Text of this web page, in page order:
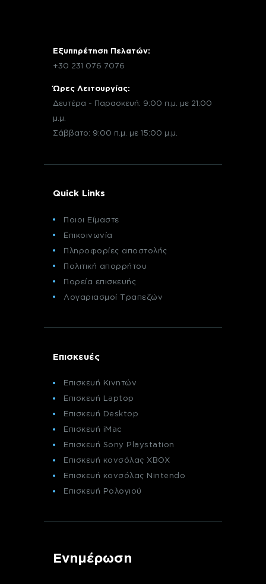
Εξυπηρέτηση Πελατών:
+30 231 076 7076
Ώρες Λειτουργίας:
Δευτέρα - Παρασκευή: 9:00 π.μ. με 21:00
μ.μ.
Σάββατο: 9:00 π.μ. με 15:00 μ.μ.
Quick Links
Ποιοι Είμαστε
Επικοινωνία
Πληροφορίες αποστολής
Πολιτική απορρήτου
Πορεία επισκευής
Λογαριασμοί Τραπεζών
Επισκευές
Επισκευή Κινητών
Επισκευή Laptop
Επισκευή Desktop
Επισκευή iMac
Επισκευή Sony Playstation
Επισκευή κονσόλας XBOX
Επισκευή κονσόλας Nintendo
Επισκευή Ρολογιού
Ενημέρωση